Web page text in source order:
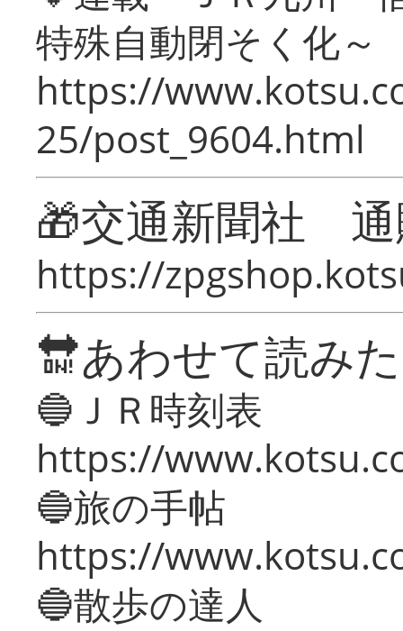
特殊自動閉そく化～
https://
25/post_9604.html
🎁交通新聞社
https://
🔛あわせて読み
🔵ＪＲ時刻表
https://
🔵旅の手帖
https://
🔵散歩の達人